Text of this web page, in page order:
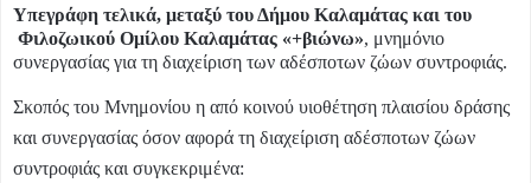
Υπεγράφη τελικά, μεταξύ του Δήμου Καλαμάτας και του
Φιλοζωικού Ομίλου Καλαμάτας «+βιώνω», μνημόνιο
συνεργασίας για τη διαχείριση των αδέσποτων ζώων συντροφιάς.
Σκοπός του Μνημονίου η από κοινού υιοθέτηση πλαισίου δράσης
και συνεργασίας όσον αφορά τη διαχείριση αδέσποτων ζώων
συντροφιάς και συγκεκριμένα: